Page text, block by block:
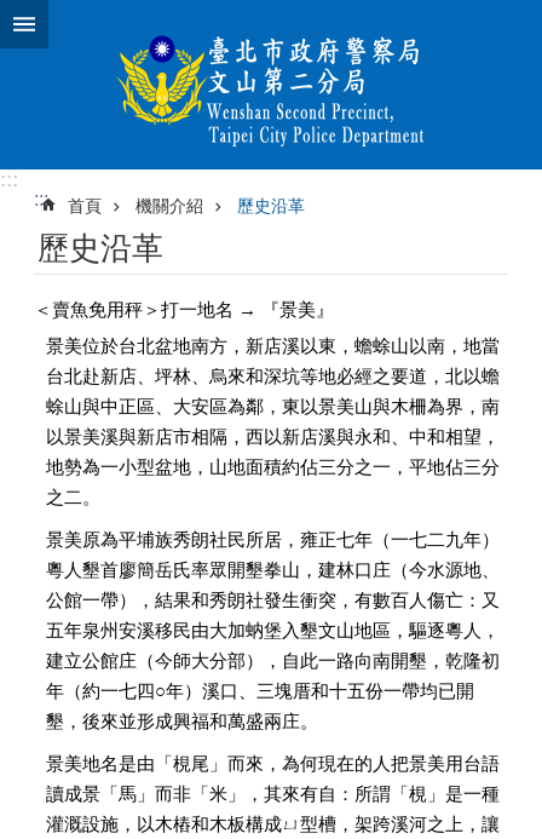
跳到主要內容區塊
:::
:::
首頁 機關介紹 歷史沿革
歷史沿革
＜賣魚免用秤＞打一地名 → 『景美』
景美位於台北盆地南方，新店溪以東，蟾蜍山以南，地當
台北赴新店、坪林、烏來和深坑等地必經之要道，北以蟾
蜍山與中正區、大安區為鄰，東以景美山與木柵為界，南
以景美溪與新店市相隔，西以新店溪與永和、中和相望，
地勢為一小型盆地，山地面積約佔三分之一，平地佔三分
之二。
景美原為平埔族秀朗社民所居，雍正七年（一七二九年）
粵人墾首廖簡岳氏率眾開墾拳山，建林口庄（今水源地、
公館一帶），結果和秀朗社發生衝突，有數百人傷亡：又
五年泉州安溪移民由大加蚋堡入墾文山地區，驅逐粵人，
建立公館庄（今師大分部），自此一路向南開墾，乾隆初
年（約一七四○年）溪口、三塊厝和十五份一帶均已開
墾，後來並形成興福和萬盛兩庄。
景美地名是由「梘尾」而來，為何現在的人把景美用台語
讀成景「馬」而非「米」，其來有自：所謂「梘」是一種
灌溉設施，以木樁和木板構成ㄩ型槽，架跨溪河之上，讓